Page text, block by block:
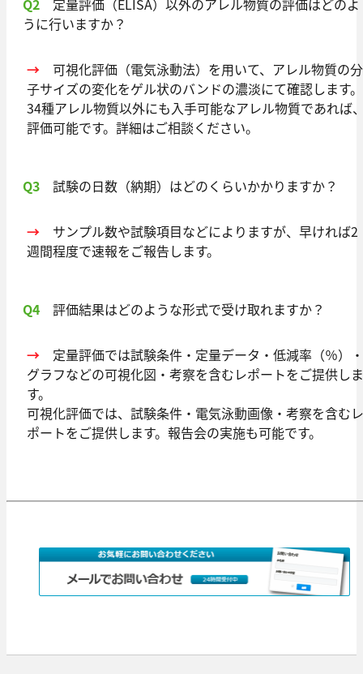
Q2 定量評価（ELISA）以外のアレル物質の評価はどのよ
うに行いますか？
→ 可視化評価（電気泳動法）を用いて、アレル物質の分
子サイズの変化をゲル状のバンドの濃淡にて確認します。
34種アレル物質以外にも入手可能なアレル物質であれば
評価可能です。詳細はご相談ください。
Q3 試験の日数（納期）はどのくらいかかりますか？
→ サンプル数や試験項目などによりますが、早ければ2
週間程度で速報をご報告します。
Q4 評価結果はどのような形式で受け取れますか？
→ 定量評価では試験条件・定量データ・低減率（％）・
グラフなどの可視化図・考察を含むレポートをご提供しま
す。
可視化評価では、試験条件・電気泳動画像・考察を含むレ
ポートをご提供します。報告会の実施も可能です。